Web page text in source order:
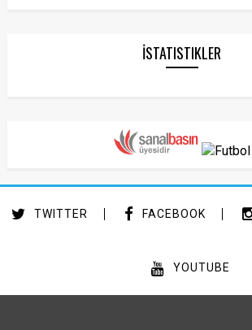
İSTATISTIKLER
TWITTER FACEBOOK
YOUTUBE